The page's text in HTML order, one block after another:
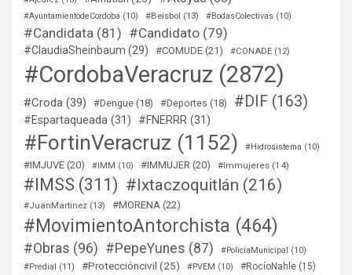
#AyuntamientodeCordoba (10) #Beisbol (13) #BodasColectivas (10)
#Candidata (81) #Candidato (79)
#ClaudiaSheinbaum (29) #COMUDE (21) #CONADE (12)
#CordobaVeracruz (2872)
#Croda (39) #Dengue (18) #Deportes (18) #DIF (163)
#Espartaqueada (31) #FNERRR (31)
#FortinVeracruz (1152) #Hidrosistema (10)
#IMJUVE (20) #IMM (10) #IMMUJER (20) #Immujeres (14)
#IMSS (311) #Ixtaczoquitlán (216)
#JuanMartinez (13) #MORENA (22)
#MovimientoAntorchista (464)
#Obras (96) #PepeYunes (87) #PoliciaMunicipal
(10)
#Predial
(11) #Proteccióncivil (25) #PVEM (10) #RocíoNahle (15)